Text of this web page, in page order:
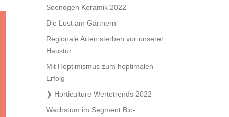
Soendgen Keramik 2022
Die Lust am Gärtnern
Regionale Arten sterben vor unserer
Haustür
Mit Hoptimismus zum hoptimalen
Erfolg
Horticulture Wertetrends 2022
Wachstum im Segment Bio-